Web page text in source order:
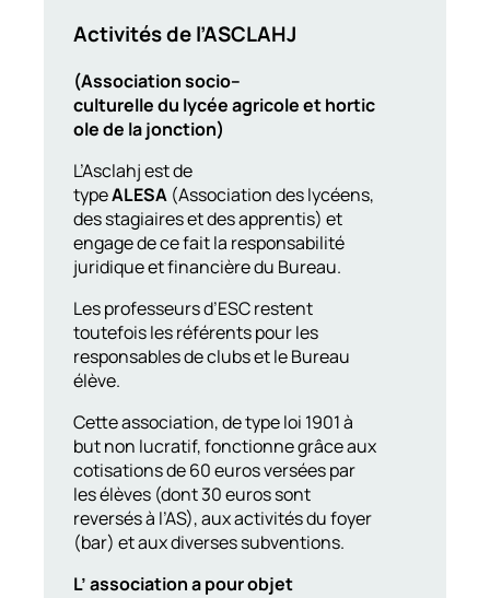
Activitésde l’ASCLAHJ
(Associationsocio–
culturelledu lycéeagricoleet hortic
olede la jonction)
L’Asclahj est de
typeALESA(Association des lycéens,
des stagiaires et des apprentis) et
engage de ce fait la responsabilité
juridique et financière du Bureau.
Les professeurs d’ESC restent
toutefois les référents pour les
responsables de clubs et le Bureau
élève.
Cette association, de type loi 1901 à
but non lucratif, fonctionne grâce aux
cotisations de 60 euros versées par
les élèves (dont 30 euros sont
reversés à l’AS), aux activités du foyer
(bar) et aux diverses subventions.
L’ associationa pourobjet